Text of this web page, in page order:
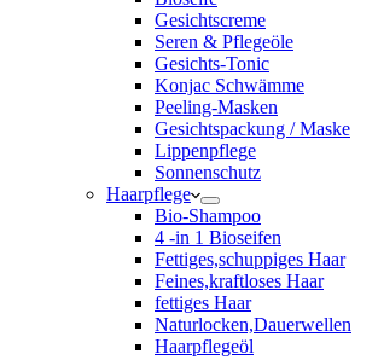
Gesichtscreme
Seren & Pflegeöle
Gesichts-Tonic
Konjac Schwämme
Peeling-Masken
Gesichtspackung / Maske
Lippenpflege
Sonnenschutz
Haarpflege
Bio-Shampoo
4 -in 1 Bioseifen
Fettiges,schuppiges Haar
Feines,kraftloses Haar
fettiges Haar
Naturlocken,Dauerwellen
Haarpflegeöl